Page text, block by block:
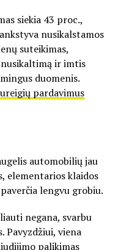
siekia 43 proc.,
nusikalstamos
suteikimas,
ir imtis
duomenis.
pardavimus
automobilių jau
elementarios klaidos
lengvu grobiu.
negana, svarbu
Pavyzdžiui, viena
palikimas